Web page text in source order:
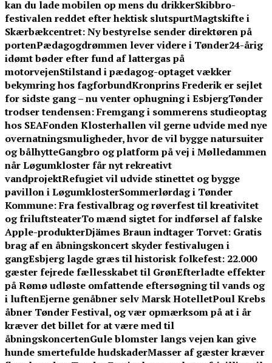
kan du lade mobilen op mens du drikkerSkibbro-
festivalen reddet efter hektisk slutspurtMagtskifte i
Skærbækcentret: Ny bestyrelse sender direktøren på
portenPædagogdrømmen lever videre i Tønder24-årig
idømt bøder efter fund af lattergas på
motorvejenStilstand i pædagog-optaget vækker
bekymring hos fagforbundKronprins Frederik er sejlet
for sidste gang – nu venter ophugning i EsbjergTønder
trodser tendensen: Fremgang i sommerens studieoptag
hos SEAFonden Klosterhallen vil gerne udvide med nye
overnatningsmuligheder, hvor de vil bygge natursuiter
og bålhytteGangbro og platform på vej i Mølledammen
når Løgumkloster får nyt rekreativt
vandprojektRefugiet vil udvide stinettet og bygge
pavillon i LøgumklosterSommerlørdag i Tønder
Kommune: Fra festivalbrag og røverfest til kreativitet
og friluftsteaterTo mænd sigtet for indførsel af falske
Apple-produkterDjämes Braun indtager Torvet: Gratis
brag af en åbningskoncert skyder festivalugen i
gangEsbjerg lagde græs til historisk folkefest: 22.000
gæster fejrede fællesskabet til GrønEfterladte effekter
på Rømø udløste omfattende eftersøgning til vands og
i luftenEjerne genåbner selv Marsk HotelletPoul Krebs
åbner Tønder Festival, og vær opmærksom på at i år
kræver det billet for at være med til
åbningskoncertenGule blomster langs vejen kan give
hunde smertefulde hudskaderMasser af gæster kræver